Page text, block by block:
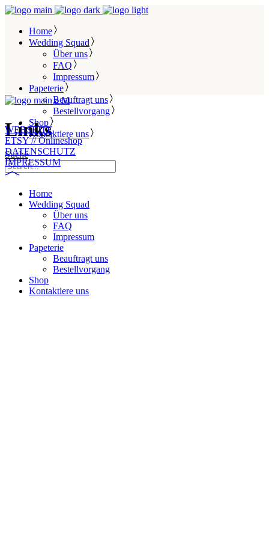
Home
Wedding Squad
Über uns
FAQ
Impressum
Papeterie
Beauftragt uns
Bestellvorgang
Shop
Kontaktiere uns
Suche
Links
WEBSEITE
ETSY // Onlineshop
DATENSCHUTZ
IMPRESSUM
Home
Wedding Squad
Über uns
FAQ
Impressum
Papeterie
Beauftragt uns
Bestellvorgang
Shop
Kontaktiere uns